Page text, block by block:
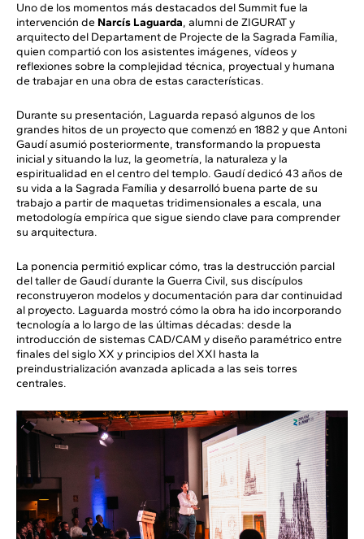
Uno de los momentos más destacados del Summit fue la
intervención de Narcís Laguarda, alumni de ZIGURAT y
arquitecto del Departament de Projecte de la Sagrada Família,
quien compartió con los asistentes imágenes, vídeos y
reflexiones sobre la complejidad técnica, proyectual y humana
de trabajar en una obra de estas características.
Durante su presentación, Laguarda repasó algunos de los
grandes hitos de un proyecto que comenzó en 1882 y que Antoni
Gaudí asumió posteriormente, transformando la propuesta
inicial y situando la luz, la geometría, la naturaleza y la
espiritualidad en el centro del templo. Gaudí dedicó 43 años de
su vida a la Sagrada Família y desarrolló buena parte de su
trabajo a partir de maquetas tridimensionales a escala, una
metodología empírica que sigue siendo clave para comprender
su arquitectura.
La ponencia permitió explicar cómo, tras la destrucción parcial
del taller de Gaudí durante la Guerra Civil, sus discípulos
reconstruyeron modelos y documentación para dar continuidad
al proyecto. Laguarda mostró cómo la obra ha ido incorporando
tecnología a lo largo de las últimas décadas: desde la
introducción de sistemas CAD/CAM y diseño paramétrico entre
finales del siglo XX y principios del XXI hasta la
preindustrialización avanzada aplicada a las seis torres
centrales.